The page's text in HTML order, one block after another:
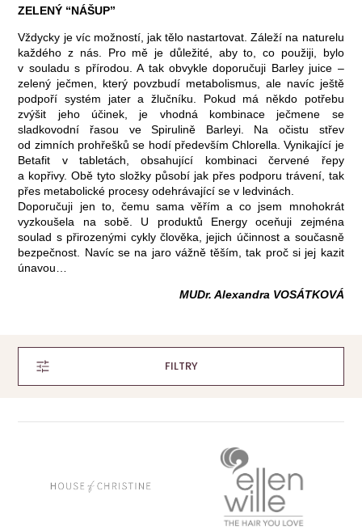
ZELENÝ “NÁŠUP”
Vždycky je víc možností, jak tělo nastartovat. Záleží na naturelu
každého z nás. Pro mě je důležité, aby to, co použiji, bylo
v souladu s přírodou. A tak obvykle doporučuji Barley juice –
zelený ječmen, který povzbudí metabolismus, ale navíc ještě
podpoří systém jater a žlučníku. Pokud má někdo potřebu
zvýšit jeho účinek, je vhodná kombinace ječmene se
sladkovodní řasou ve Spirulině Barleyi. Na očistu střev
od zimních prohřešků se hodí především Chlorella. Vynikající je
Betafit v tabletách, obsahující kombinaci červené řepy
a kopřivy. Obě tyto složky působí jak přes podporu trávení, tak
přes metabolické procesy odehrávající se v ledvinách.
Doporučuji jen to, čemu sama věřím a co jsem mnohokrát
vyzkoušela na sobě. U produktů Energy oceňuji zejména
soulad s přirozenými cykly člověka, jejich účinnost a současně
bezpečnost. Navíc se na jaro vážně těším, tak proč si jej kazit
únavou…
MUDr. Alexandra VOSÁTKOVÁ
FILTRY